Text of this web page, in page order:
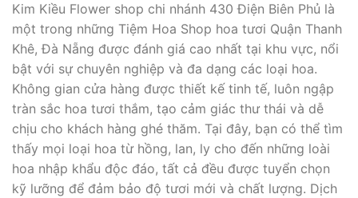
Kim Kiều Flower shop chi nhánh 430 Điện Biên Phủ là
một trong những Tiệm Hoa Shop hoa tươi Quận Thanh
Khê, Đà Nẵng được đánh giá cao nhất tại khu vực, nổi
bật với sự chuyên nghiệp và đa dạng các loại hoa.
Không gian cửa hàng được thiết kế tinh tế, luôn ngập
tràn sắc hoa tươi thắm, tạo cảm giác thư thái và dễ
chịu cho khách hàng ghé thăm. Tại đây, bạn có thể tìm
thấy mọi loại hoa từ hồng, lan, ly cho đến những loài
hoa nhập khẩu độc đáo, tất cả đều được tuyển chọn
kỹ lưỡng để đảm bảo độ tươi mới và chất lượng. Dịch